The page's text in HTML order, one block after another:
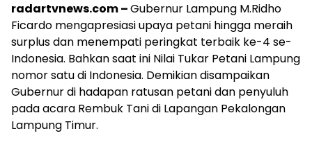
radartvnews.com –Gubernur Lampung M.Ridho
Ficardo mengapresiasi upaya petani hingga meraih
surplus dan menempati peringkat terbaik ke-4 se-
Indonesia. Bahkan saat ini Nilai Tukar Petani Lampung
nomor satu di Indonesia. Demikian disampaikan
Gubernur di hadapan ratusan petani dan penyuluh
pada acara Rembuk Tani di Lapangan Pekalongan
Lampung Timur.